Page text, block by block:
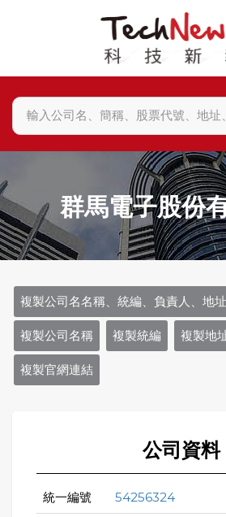
群馬電子股份
複製公司名名稱、統編、負責人、地址
複製公司名稱 複製統編 複製地
複製官網連結
公司資料
統一編號 54256324